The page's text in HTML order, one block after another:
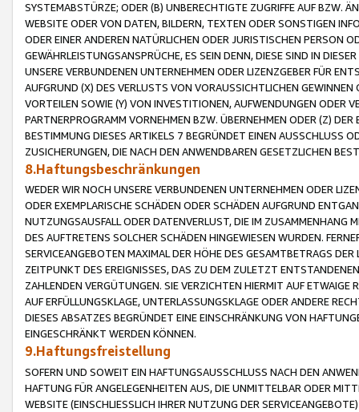
SYSTEMABSTÜRZE; ODER (B) UNBERECHTIGTE ZUGRIFFE AUF BZW.
WEBSITE ODER VON DATEN, BILDERN, TEXTEN ODER SONSTIGEN
ODER EINER ANDEREN NATÜRLICHEN ODER JURISTISCHEN PERSON
GEWÄHRLEISTUNGSANSPRÜCHE, ES SEIN DENN, DIESE SIND IN
UNSERE VERBUNDENEN UNTERNEHMEN ODER LIZENZGEBER FÜR
AUFGRUND (X) DES VERLUSTS VON VORAUSSICHTLICHEN
VORTEILEN SOWIE (Y) VON INVESTITIONEN, AUFWENDUNGEN ODER
PARTNERPROGRAMM VORNEHMEN BZW. ÜBERNEHMEN ODER (Z)
BESTIMMUNG DIESES ARTIKELS 7 BEGRÜNDET EINEN AUSSCHLUSS
ZUSICHERUNGEN, DIE NACH DEN ANWENDBAREN GESETZLICHEN
8.Haftungsbeschränkungen
WEDER WIR NOCH UNSERE VERBUNDENEN UNTERNEHMEN ODER
ODER EXEMPLARISCHE SCHÄDEN ODER SCHÄDEN AUFGRUND
NUTZUNGSAUSFALL ODER DATENVERLUST, DIE IM ZUSAMMENHANG
DES AUFTRETENS SOLCHER SCHÄDEN HINGEWIESEN WURDEN.
SERVICEANGEBOTEN MAXIMAL DER HÖHE DES GESAMTBETRAGS
ZEITPUNKT DES EREIGNISSES, DAS ZU DEM ZULETZT
ZAHLENDEN VERGÜTUNGEN. SIE VERZICHTEN HIERMIT AUF
AUF ERFÜLLUNGSKLAGE, UNTERLASSUNGSKLAGE ODER ANDERE
DIESES ABSATZES BEGRÜNDET EINE EINSCHRÄNKUNG VON
EINGESCHRÄNKT WERDEN KÖNNEN.
9.Haftungsfreistellung
SOFERN UND SOWEIT EIN HAFTUNGSAUSSCHLUSS NACH DEN
HAFTUNG FÜR ANGELEGENHEITEN AUS, DIE UNMITTELBAR ODER
WEBSITE (EINSCHLIESSLICH IHRER NUTZUNG DER